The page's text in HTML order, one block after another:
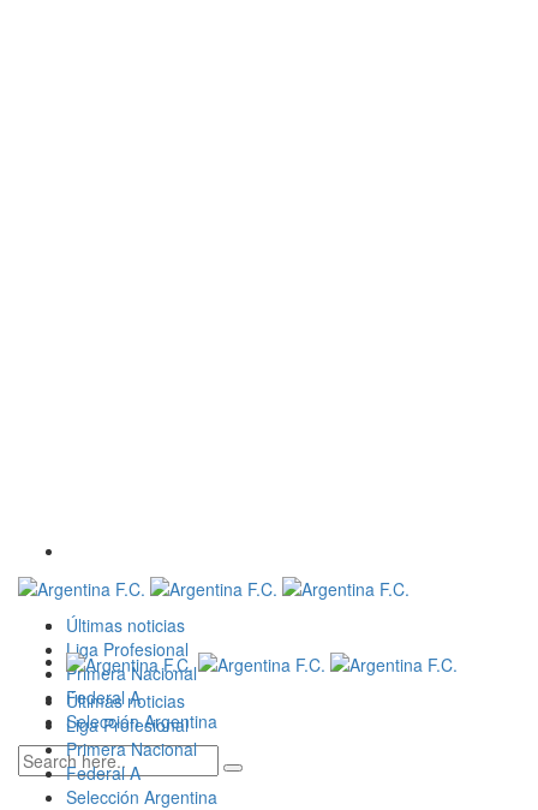
Últimas noticias
Liga Profesional
Primera Nacional
Federal A
Selección Argentina
Últimas noticias
Liga Profesional
Primera Nacional
Federal A
Selección Argentina